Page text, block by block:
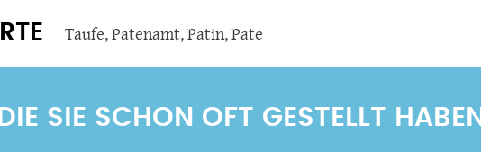
Taufe,Patenamt,Patin,Pate
SIE SCHON OFT GESTELLT HABEN